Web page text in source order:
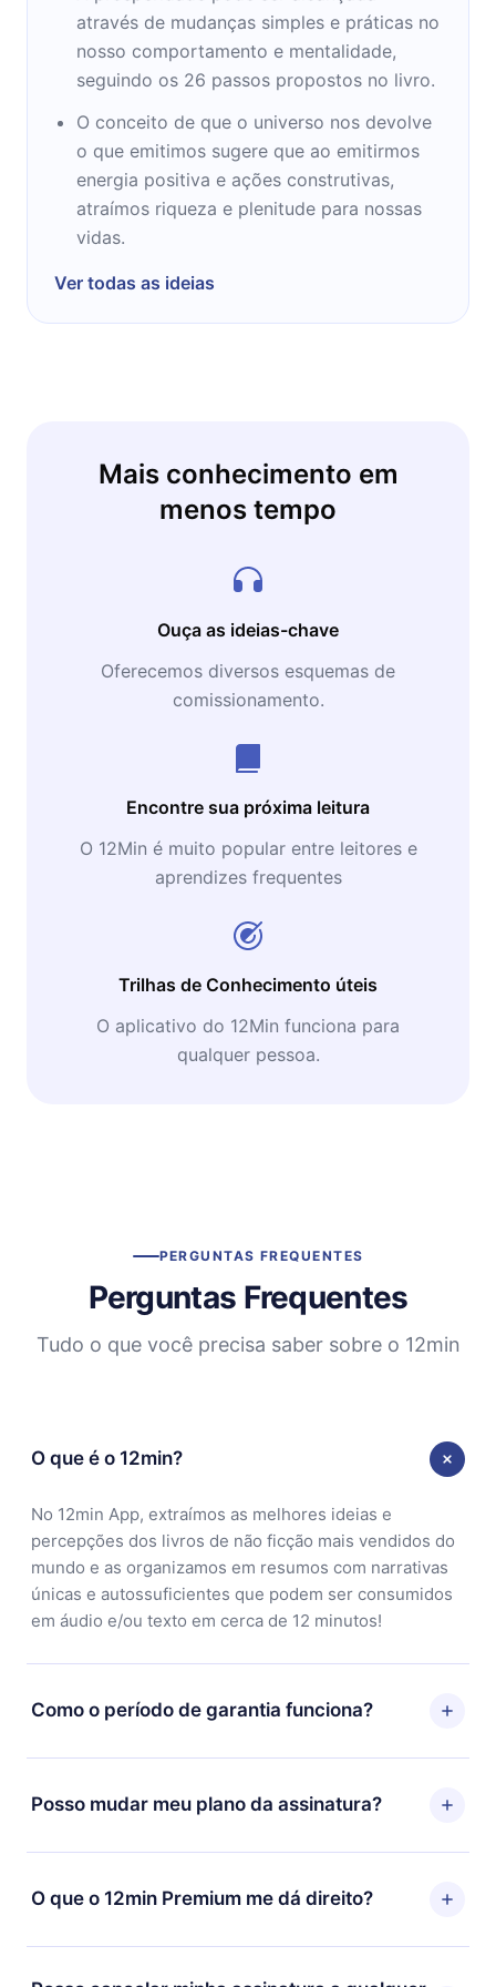
Em 1999, a revista Time incluía-o na sua lista
das 100 personalidades do século,
chamando-lhe "poeta e profeta das
medicinas alternativas".
através de mudanças simples e práticas no
nosso comportamento e mentalidade,
seguindo os 26 passos propostos no livro.
O conceito de que o universo nos devolve
o que emitimos sugere que ao emitirmos
energia positiva e ações construtivas,
atraímos riqueza e plenitude para nossas
vidas.
Ver todas as ideias
Mais conhecimento em
menos tempo
Ouça as ideias-chave
Oferecemos diversos esquemas de
comissionamento.
Encontre sua próxima leitura
O 12Min é muito popular entre leitores e
aprendizes frequentes
Trilhas de Conhecimento úteis
O aplicativo do 12Min funciona para
qualquer pessoa.
PERGUNTAS FREQUENTES
Perguntas Frequentes
Tudo o que você precisa saber sobre o 12min
O que é o 12min?
No 12min App, extraímos as melhores ideias e
percepções dos livros de não ficção mais vendidos do
mundo e as organizamos em resumos com narrativas
únicas e autossuficientes que podem ser consumidos
em áudio e/ou texto em cerca de 12 minutos!
Como o período de garantia funciona?
Você pode baixar nosso aplicativo e começar a
aproveitar nossa biblioteca. Se por algum motivo não
ficar satisfeito com nossa plataforma, basta entrar em
solicitar o reembolso do valor. Você receberá tudo que
Posso mudar meu plano da assinatura?
Sim, mas a mudança só se aplicará a partir do próximo
período de cobrança. Por exemplo, se você decidiu
mudar sua assinatura mensal para anual, após
O que o 12min Premium me dá direito?
O 12min Premium é um plano que te garante acesso a
toda nossa biblioteca de 2500+ títulos disponíveis em